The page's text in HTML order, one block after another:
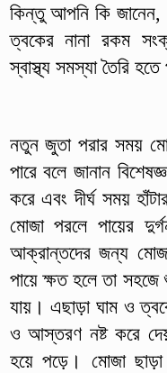
কিন্তু আপনি কি জানেন,
ত্বকের নানা রকম
স্বাস্থ্য সমস্যা তৈরি হতে
নতুন জুতা পরার সময়
পারে বলে জানান
করে এবং দীর্ঘ সময়
মোজা পরলে পায়ের
আক্রান্তদের জন্য
পায়ে ক্ষত হলে তা
যায়। এছাড়া ঘাম ও
ও আস্তরণ নষ্ট করে
হয়ে পড়ে। মোজা